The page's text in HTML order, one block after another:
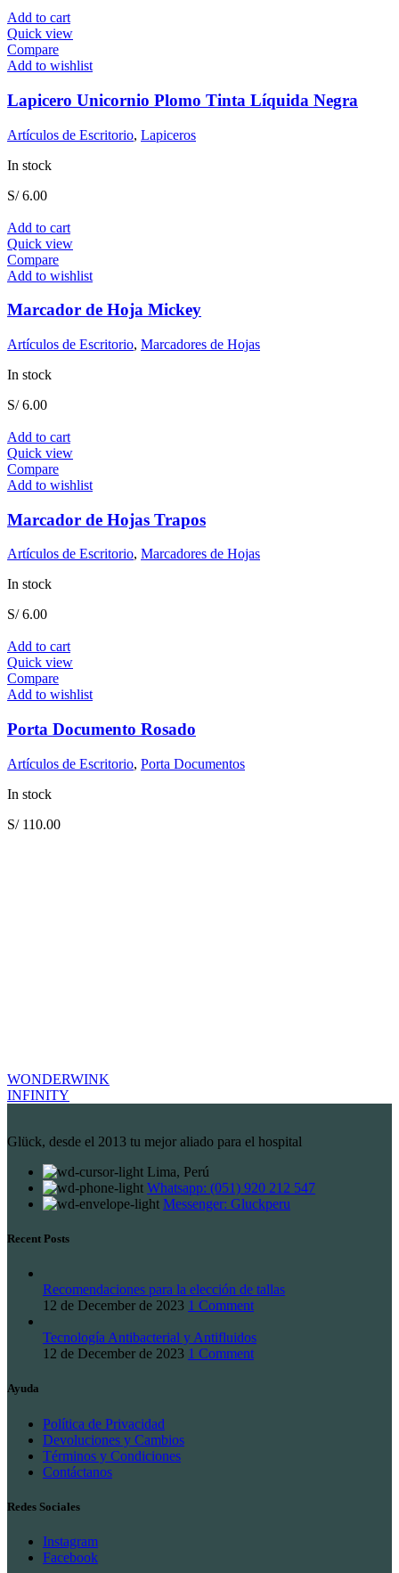
Add to cart
Quick view
Compare
Add to wishlist
Lapicero Unicornio Plomo Tinta Líquida Negra
Artículos de Escritorio, Lapiceros
In stock
S/6.00
Add to cart
Quick view
Compare
Add to wishlist
Marcador de Hoja Mickey
Artículos de Escritorio, Marcadores de Hojas
In stock
S/6.00
Add to cart
Quick view
Compare
Add to wishlist
Marcador de Hojas Trapos
Artículos de Escritorio, Marcadores de Hojas
In stock
S/6.00
Add to cart
Quick view
Compare
Add to wishlist
Porta Documento Rosado
Artículos de Escritorio, Porta Documentos
In stock
S/110.00
WONDERWINK
INFINITY
Glück, desde el 2013 tu mejor aliado para el hospital
Lima, Perú
Whatsapp: (051) 920 212 547
Messenger: Gluckperu
Recent Posts
Recomendaciones para la elección de tallas
12 de December de 2023 1 Comment
Tecnología Antibacterial y Antifluidos
12 de December de 2023 1 Comment
Ayuda
Política de Privacidad
Devoluciones y Cambios
Términos y Condiciones
Contáctanos
Redes Sociales
Instagram
Facebook